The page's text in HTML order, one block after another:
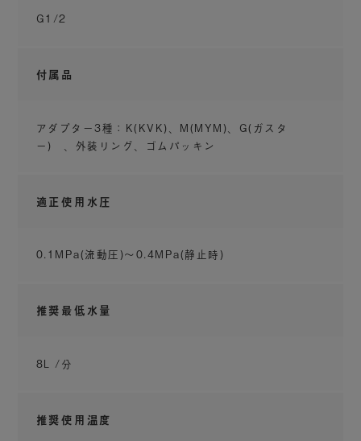
塩素除去カートリッジで水道水の塩素を除去
付けることで、髪や肌への塩素刺激を低減しま
※ シャワー本体は塩素除去カートリッジなしでも使用可能
G1/2
付属品
アダプター3種：K(KVK)、M(MYM)、G(ガスタ
ー) 、外装リング、ゴムパッキン
適正使用水圧
0.1MPa(流動圧)〜0.4MPa(静止時)
推奨最低水量
8L /分​
推奨使用温度